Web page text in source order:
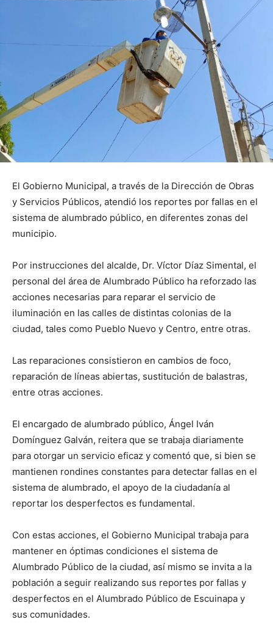
El Gobierno Municipal, a través de la Dirección de Obras
y Servicios Públicos, atendió los reportes por fallas en el
sistema de alumbrado público, en diferentes zonas del
municipio.
Por instrucciones del alcalde, Dr. Víctor Díaz Simental, el
personal del área de Alumbrado Público ha reforzado las
acciones necesarias para reparar el servicio de
iluminación en las calles de distintas colonias de la
ciudad, tales como Pueblo Nuevo y Centro, entre otras.
Las reparaciones consistieron en cambios de foco,
reparación de líneas abiertas, sustitución de balastras,
entre otras acciones.
El encargado de alumbrado público, Ángel Iván
Domínguez Galván, reitera que se trabaja diariamente
para otorgar un servicio eficaz y comentó que, si bien se
mantienen rondines constantes para detectar fallas en el
sistema de alumbrado, el apoyo de la ciudadanía al
reportar los desperfectos es fundamental.
Con estas acciones, el Gobierno Municipal trabaja para
mantener en óptimas condiciones el sistema de
Alumbrado Público de la ciudad, así mismo se invita a la
población a seguir realizando sus reportes por fallas y
desperfectos en el Alumbrado Público de Escuinapa y
sus comunidades.